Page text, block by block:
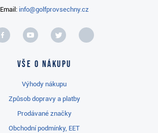
Email: info@golfprovsechny.cz
Vše o nákupu
Výhody nákupu
Způsob dopravy a platby
Prodávané značky
Obchodní podmínky, EET